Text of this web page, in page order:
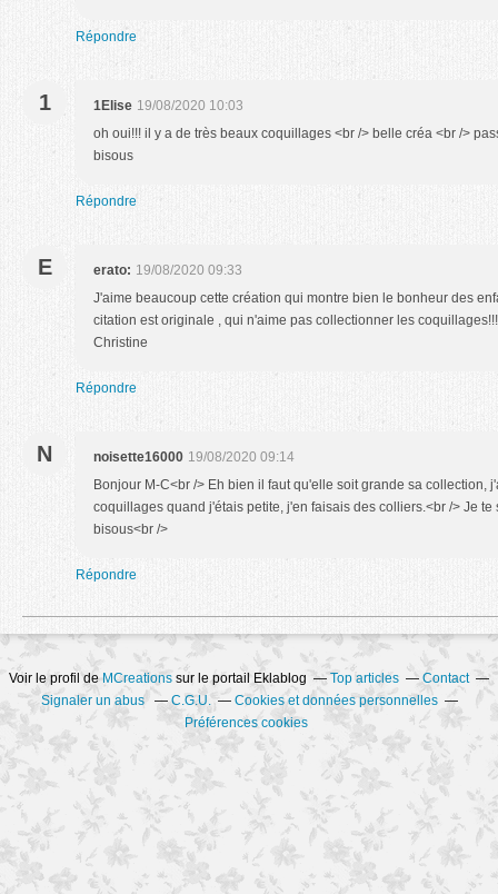
Répondre
1 1Elise 19/08/2020 10:03
oh oui!!! il y a de très beaux coquillages <br /> belle créa <br />
bisous
Répondre
E erato: 19/08/2020 09:33
J'aime beaucoup cette création qui montre bien le bonheur des
citation est originale , qui n'aime pas collectionner les
Christine
Répondre
N noisette16000 19/08/2020 09:14
Bonjour M-C<br /> Eh bien il faut qu'elle soit grande sa collection,
coquillages quand j'étais petite, j'en faisais des colliers.<br /> Je
bisous<br />
Répondre
Voir le profil deMCreations sur le portail Eklablog Top articles
Contact
Signaler un abus
C.G.U.
Cookies et données personnelles
Préférences cookies